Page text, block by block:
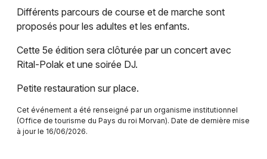
Sports
Soirées
Sorties famille
Expos
Sorties & loisirs
Strasbourg
Toulouse
Différents parcours de course et de marche sont
proposés pour les adultes et les enfants.
Cette 5e édition sera clôturée par un concert avec
Rital-Polak et une soirée DJ.
Petite restauration sur place.
Cet événement a été renseigné par un organisme institutionnel
(Office de tourisme du Pays du roi Morvan). Date de dernière mise
à jour le 16/06/2026.